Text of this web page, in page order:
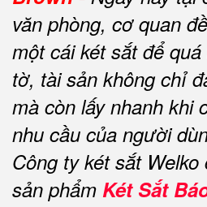
văn phòng, cơ quan
một cái két sắt để
tờ, tài sản không chỉ
mà còn lấy nhanh khi
nhu cầu của người
Công ty két sắt
sản phẩm Két Sắt